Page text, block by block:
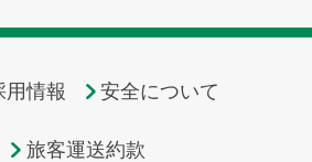
用情報 安全について
旅客運送約款